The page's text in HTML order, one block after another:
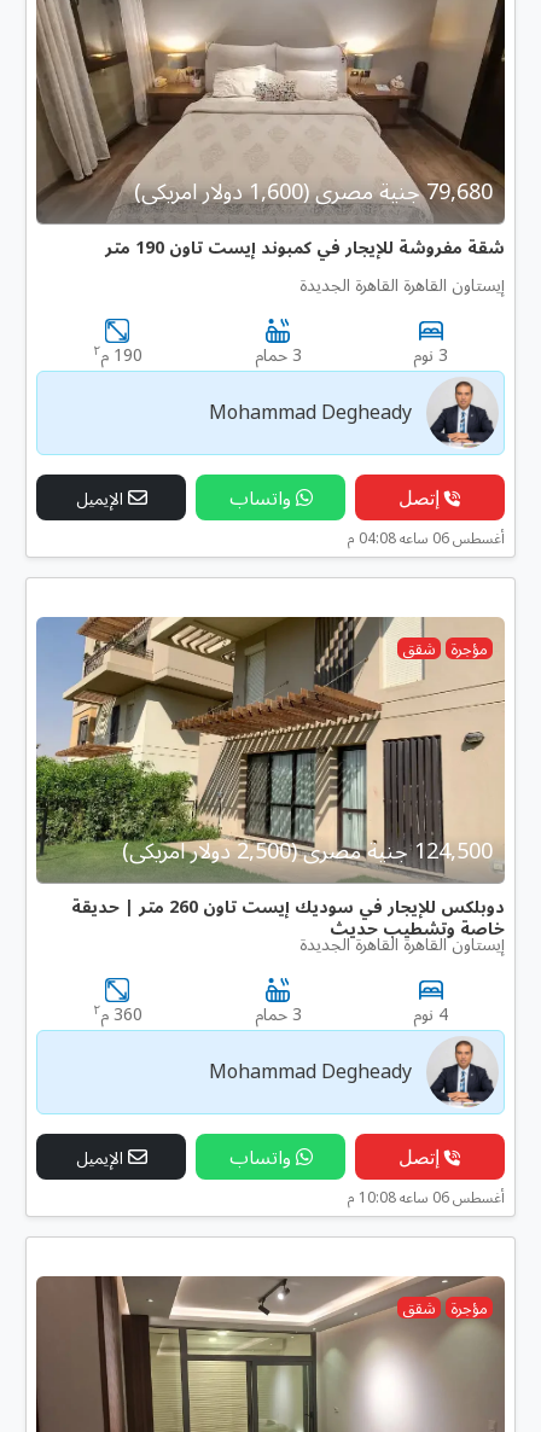
79,680 جنية مصرى (1,600 دولار امريكى)
شقة مفروشة للإيجار في كمبوند إيست تاون 190 متر
إيستاون القاهرة القاهرة الجديدة
3 نوم 3 حمام 190 م ٢
Mohammad Degheady
إتصل واتساب الإيميل
أغسطس 06 ساعه 04:08 م
مؤجرة شقق
124,500 جنية مصرى (2,500 دولار امريكى)
دوبلكس للإيجار في سوديك إيست تاون 260 متر | حديقة
خاصة وتشطيب حديث
إيستاون القاهرة القاهرة الجديدة
4 نوم 3 حمام 360 م ٢
Mohammad Degheady
إتصل واتساب الإيميل
أغسطس 06 ساعه 10:08 م
مؤجرة شقق